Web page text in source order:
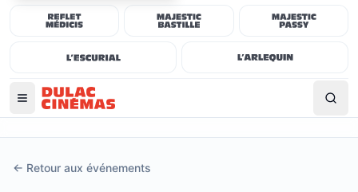
← Retour aux événements